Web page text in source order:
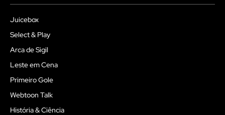
Juicebox
Select & Play
Arca de Sigil
Leste em Cena
Primeiro Gole
Webtoon Talk
História & Ciência